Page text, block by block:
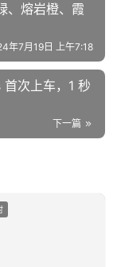
、熔岩橙、霞
年7月19日 上午7:18
次上车，1 秒
下一篇